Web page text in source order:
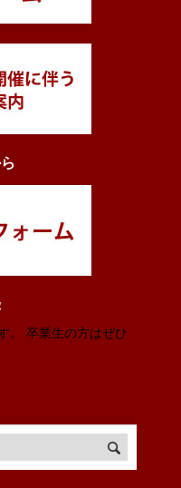
。 卒業生の方はぜひ